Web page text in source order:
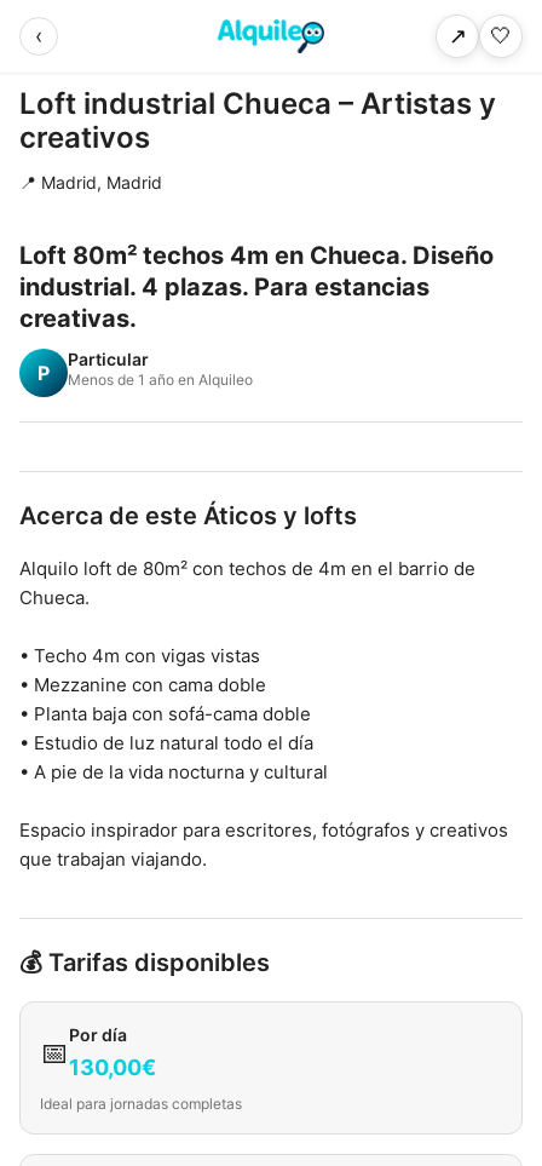
‹ ↗ 🤍
Loft industrial Chueca – Artistas y
creativos
📍 Madrid, Madrid
Loft 80m² techos 4m en Chueca. Diseño
industrial. 4 plazas. Para estancias
creativas.
P
Particular
Menos de 1 año en Alquileo
Acerca de este Áticos y lofts
Alquilo loft de 80m² con techos de 4m en el barrio de
Chueca.
• Techo 4m con vigas vistas
• Mezzanine con cama doble
• Planta baja con sofá-cama doble
• Estudio de luz natural todo el día
• A pie de la vida nocturna y cultural
Espacio inspirador para escritores, fotógrafos y creativos
que trabajan viajando.
💰 Tarifas disponibles
📅
Por día
130,00€
Ideal para jornadas completas